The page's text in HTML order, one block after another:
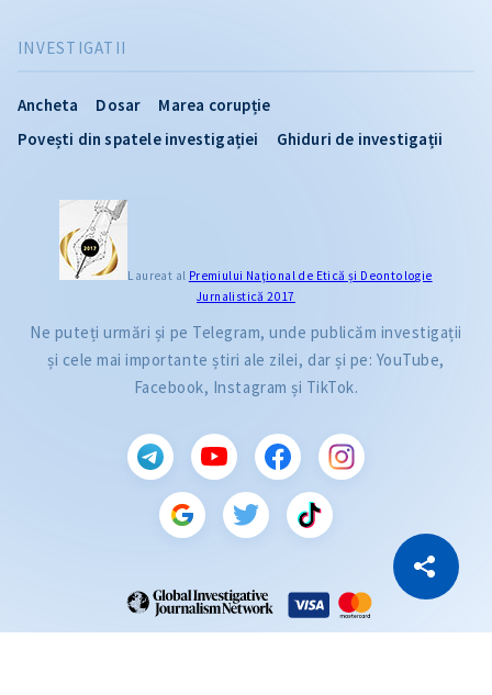
Copiază Link
INVESTIGATII
Ancheta Dosar
Marea corupție
Povești din spatele investigației
Ghiduri de investigații
Laureat al Premiului Naţional de Etică și Deontologie
Jurnalistică 2017
Ne puteți urmări și pe Telegram, unde publicăm investigații
și cele mai importante știri ale zilei, dar și pe: YouTube,
Facebook, Instagram și TikTok.